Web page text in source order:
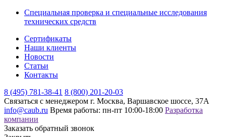
Специальная проверка и специальные исследования
технических средств
Сертификаты
Наши клиенты
Новости
Статьи
Контакты
8 (495) 781-38-41 8 (800) 201-20-03
Связаться с менеджером г. Москва, Варшавское шоссе, 37А
info@caub.ru Время работы: пн-пт 10:00-18:00 Разработка
компании
Заказать обратный звонок